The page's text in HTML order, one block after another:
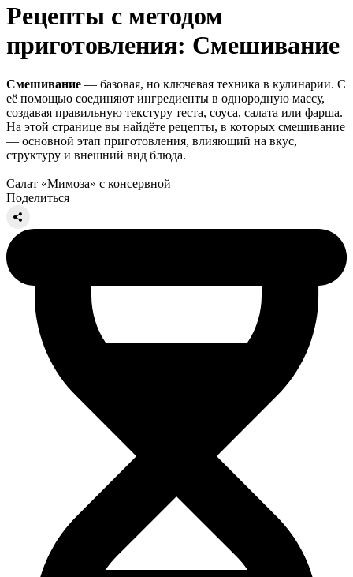
Рецепты с методом
приготовления: Смешивание
Смешивание — базовая, но ключевая техника в кулинарии. С
её помощью соединяют ингредиенты в однородную массу,
создавая правильную текстуру теста, соуса, салата или фарша.
На этой странице вы найдёте рецепты, в которых смешивание
— основной этап приготовления, влияющий на вкус,
структуру и внешний вид блюда.
Салат «Мимоза» с консервной
Поделиться